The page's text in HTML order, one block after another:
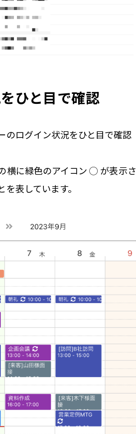
ひと目で確認
のログイン状況をひと目で確認
横に緑色のアイコン ◯ が表示さ
表しています。